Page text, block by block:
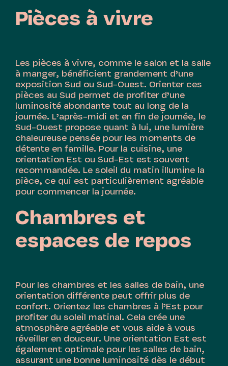
Pièces à vivre
Les pièces à vivre, comme le salon et la salle
à manger, bénéficient grandement d’une
exposition Sud ou Sud-Ouest. Orienter ces
pièces au Sud permet de profiter d’une
luminosité abondante tout au long de la
journée. L’après-midi et en fin de journée, le
Sud-Ouest propose quant à lui, une lumière
chaleureuse pensée pour les moments de
détente en famille. Pour la cuisine, une
orientation Est ou Sud-Est est souvent
recommandée. Le soleil du matin illumine la
pièce, ce qui est particulièrement agréable
pour commencer la journée.
Chambres et
espaces de repos
Pour les chambres et les salles de bain, une
orientation différente peut offrir plus de
confort. Orientez les chambres à l’Est pour
profiter du soleil matinal. Cela crée une
atmosphère agréable et vous aide à vous
réveiller en douceur. Une orientation Est est
également optimale pour les salles de bain,
assurant une bonne luminosité dès le début